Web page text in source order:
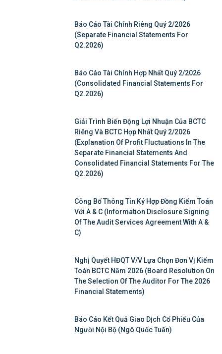
Báo Cáo Tài Chính Riêng Quý 2/2026
(Separate Financial Statements For
Q2.2026)
Báo Cáo Tài Chính Hợp Nhất Quý 2/2026
(Consolidated Financial Statements For
Q2.2026)
Giải Trình Biến Động Lợi Nhuận Của BCTC
Riêng Và BCTC Hợp Nhất Quý 2/2026
(Explanation Of Profit Fluctuations In The
Separate Financial Statements And
Consolidated Financial Statements For The
Q2.2026)
Công Bố Thông Tin Ký Hợp Đồng Kiểm Toán
Với A & C (Information Disclosure Signing
Of The Audit Services Agreement With A &
C)
Nghị Quyết HĐQT V/v Lựa Chọn Đơn Vị Kiểm
Toán BCTC Năm 2026 (Board Resolution On
The Selection Of The Auditor For The 2026
Financial Statements)
Báo Cáo Kết Quả Giao Dịch Cổ Phiếu Của
Người Nội Bộ (Ngô Quốc Tuấn)